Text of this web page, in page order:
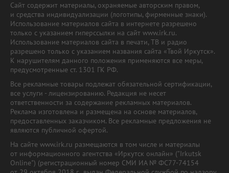
Сайт содержит материалы, охраняемые авторским правом,
и средства индивидуализации (логотипы, фирменные знаки).
Использование материалов сайта в интернете разрешено
только с указанием гиперссылки на сайт www.irk.ru.
Использование материалов сайта в печати, ТВ и радио
разрешено только с указанием названия сайта «Твой Иркутск».
К нарушителям данного положения применяются все меры,
предусмотренные ст. 1301 ГК РФ.
Все рекламные товары подлежат обязательной сертификации,
все услуги - лицензированию. Редакция не несет
ответственности за содержание рекламных материалов.
Реклама изготовлена и размещена на основе материалов,
предоставленных заказчиком. Все рекламные предложения не
являются публичной офертой.
На сайте www.irk.ru размещаются в том числе и материалы
от информационного агентства «Иркутск онлайн» ("Irkutsk
Online") (регистрационный номер СМИ ИА № ФС77-74154